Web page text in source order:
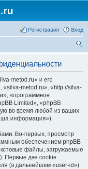
Вход
Регистрация
metod.ru» и его
metod.ru», «http://silva-
«программное
Limited», «phpBB
во время любой из ваших
информация»).
Во-первых, просмотр
обеспечением phpBB
файлы, загружаемые
Первые две cookie
(в дальнейшем «user-id»)